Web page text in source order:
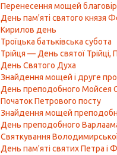
Перенесення мощей
День пам'яті святого князя
Кирилов день
Троїцька батьківська субота
Трійця — День святої Трійці,
День Святого Духа
Знайдення мощей і друге
День преподобного Мойсея
Початок Петрового посту
Знайдення мощей
День преподобного
Святкування
День пам'яті святих Петра і